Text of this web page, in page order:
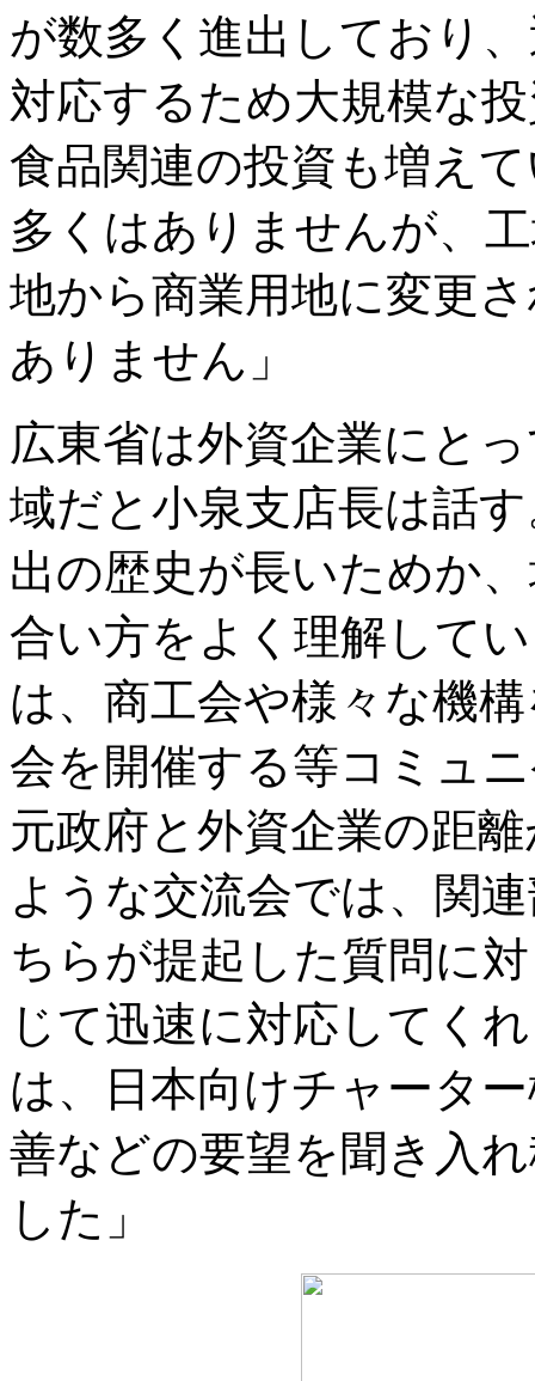
が数多く進出しており
対応するため大規模な
食品関連の投資も増え
多くはありませんが、
地から商業用地に変更
ありません」
広東省は外資企業にと
域だと小泉支店長は話
出の歴史が長いためか
合い方をよく理解して
は、商工会や様々な機
会を開催する等コミュ
元政府と外資企業の距
ような交流会では、関
ちらが提起した質問に
じて迅速に対応してく
は、日本向けチャータ
善などの要望を聞き入
した」